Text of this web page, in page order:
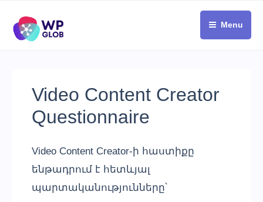
content
Menu
Video Content Creator
Questionnaire
Video Content Creator-ի հաստիքը
ենթադրում է հետևյալ
պարտականությունները՝